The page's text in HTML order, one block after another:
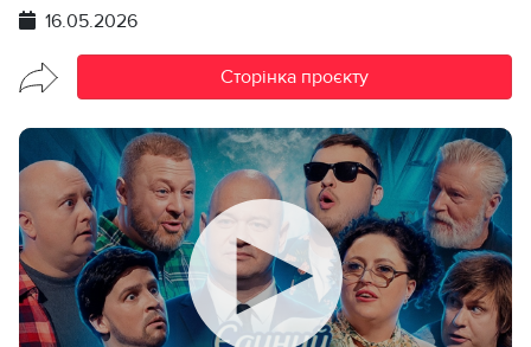
16.05.2026
Сторінка проєкту